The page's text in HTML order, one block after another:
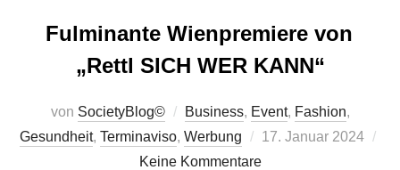
Fulminante Wienpremiere von
„Rettl SICH WER KANN“
von SocietyBlog© Business, Event, Fashion,
Gesundheit, Terminaviso, Werbung
Veröffentlicht
am
17. Januar 2024
Keine Kommentare